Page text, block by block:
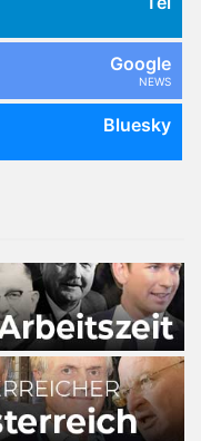
Google
NEWS
Bluesky